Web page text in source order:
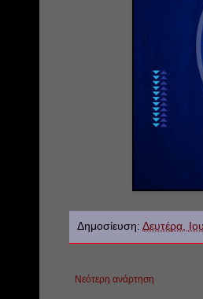
Δημοσίευση: Δευτέρα,
Νεότερη ανάρτηση